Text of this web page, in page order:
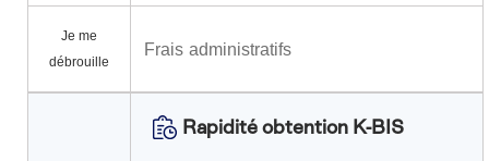
Je me
débrouille
Frais administratifs
Rapidité obtention K-BIS